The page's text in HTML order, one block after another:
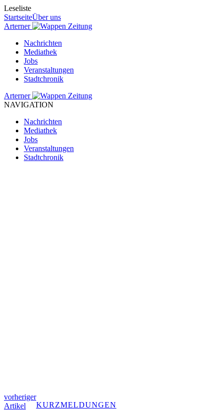
Leseliste
StartseiteÜber uns
Arterner
Zeitung
Nachrichten
Mediathek
Jobs
Veranstaltungen
Stadtchronik
Arterner
Zeitung
NAVIGATION
Nachrichten
Mediathek
Jobs
Veranstaltungen
Stadtchronik
vorheriger
Artikel
KURZMELDUNGEN